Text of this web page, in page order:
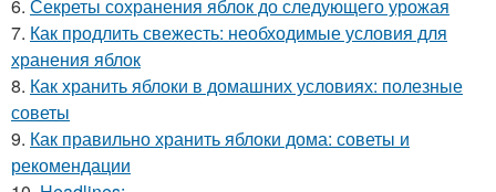
6. Секреты сохранения яблок до следующего урожая
7. Как продлить свежесть: необходимые условия для
хранения яблок
8. Как хранить яблоки в домашних условиях: полезные
советы
9. Как правильно хранить яблоки дома: советы и
рекомендации